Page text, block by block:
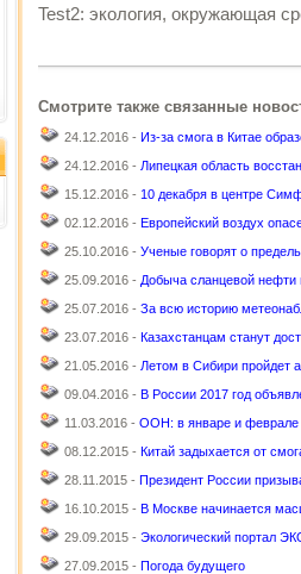
Test2: экология, окружающая
Смотрите также связанные
24.12.2016 - Из-за смога в Китае
24.12.2016 - Липецкая область
15.12.2016 - 10 декабря в центре
02.12.2016 - Европейский воздух
25.10.2016 - Ученые говорят о
25.09.2016 - Добыча сланцевой нефти
25.07.2016 - За всю историю
23.07.2016 - Казахстанцам станут
21.05.2016 - Летом в Сибири пройдет
09.04.2016 - В России 2017 год
11.03.2016 - ООН: в январе и феврале
08.12.2015 - Китай задыхается от
28.11.2015 - Президент России
16.10.2015 - В Москве начинается
29.09.2015 - Экологический портал
27.09.2015 - Погода будущего